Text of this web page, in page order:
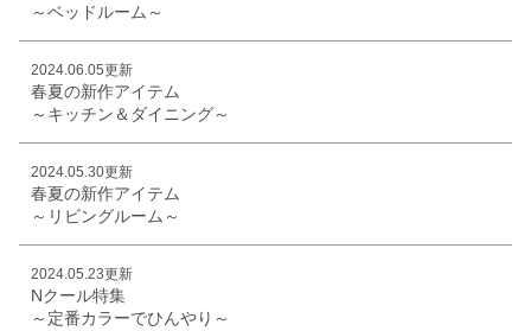
～ベッドルーム～
2024.06.05更新
春夏の新作アイテム
～キッチン＆ダイニング～
2024.05.30更新
春夏の新作アイテム
～リビングルーム～
2024.05.23更新
Nクール特集
～定番カラーでひんやり～